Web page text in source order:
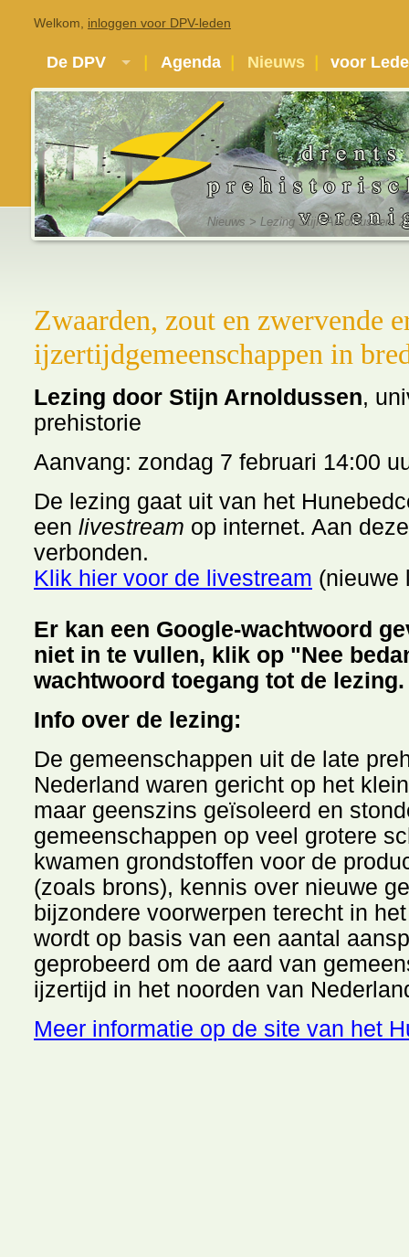
Zwaarden, zout en zwervende
ijzertijdgemeenschappen in
Lezing door Stijn Arnoldussen,
prehistorie
Aanvang: zondag 7 februari 14:00
De lezing gaat uit van het
een livestream op internet. Aan
verbonden.
Klik hier voor de livestream (nieuwe
Er kan een Google-wachtwoord
niet in te vullen, klik op "Nee
wachtwoord toegang tot de lezing.
Info over de lezing:
De gemeenschappen uit de late
Nederland waren gericht op het
maar geenszins geïsoleerd en
gemeenschappen op veel grotere
kwamen grondstoffen voor de
(zoals brons), kennis over nieuwe
bijzondere voorwerpen terecht in
wordt op basis van een aantal
geprobeerd om de aard van
ijzertijd in het noorden van
Meer informatie op de site van het
Welkom, inloggen voor DPV-leden
De DPV Agenda Nieuws voor
Nieuws > Lezing Stijn Arnoldussen: